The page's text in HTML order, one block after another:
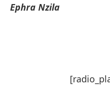
Ephra Nzila